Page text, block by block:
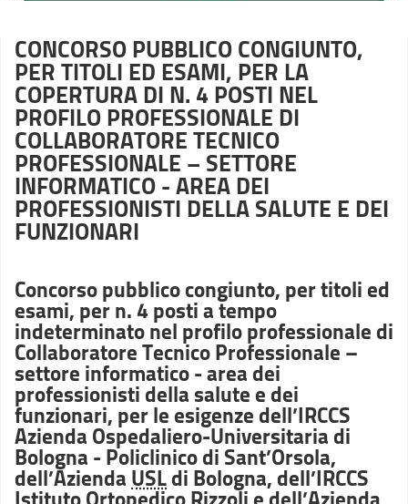
CONCORSO PUBBLICO CONGIUNTO,
PER TITOLI ED ESAMI, PER LA
COPERTURA DI N. 4 POSTI NEL
PROFILO PROFESSIONALE DI
COLLABORATORE TECNICO
PROFESSIONALE – SETTORE
INFORMATICO - AREA DEI
PROFESSIONISTI DELLA SALUTE E DEI
FUNZIONARI
Concorso pubblico congiunto, per titoli ed
esami, per n. 4 posti a tempo
indeterminato nel profilo professionale di
Collaboratore Tecnico Professionale –
settore informatico - area dei
professionisti della salute e dei
funzionari, per le esigenze dell’IRCCS
Azienda Ospedaliero-Universitaria di
Bologna - Policlinico di Sant’Orsola,
dell’AziendaUSLdi Bologna, dell’IRCCS